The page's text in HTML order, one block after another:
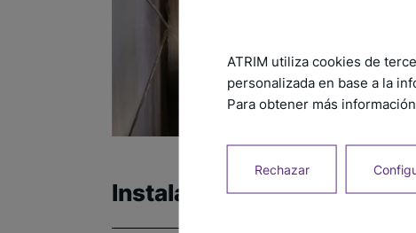
Instalación
ATRIM utiliza cookies de
personalizada en base a la
Para obtener más
Rechazar